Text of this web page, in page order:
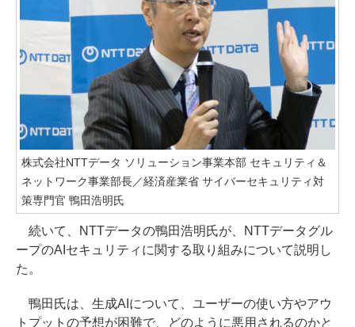
株式会社NTTデータ ソリューション事業本部 セキュリティ＆
ネットワーク事業部長／経済産業省 サイバーセキュリティ対
策専門官 鴨田浩明氏
続いて、NTTデータの鴨田浩明氏が、NTTデータグル
ープのAIセキュリティに関する取り組みについて説明し
た。
鴨田氏は、生成AIについて、ユーザーの使い方やアウ
トプットの予想が困難で、どのように悪用されるのかと